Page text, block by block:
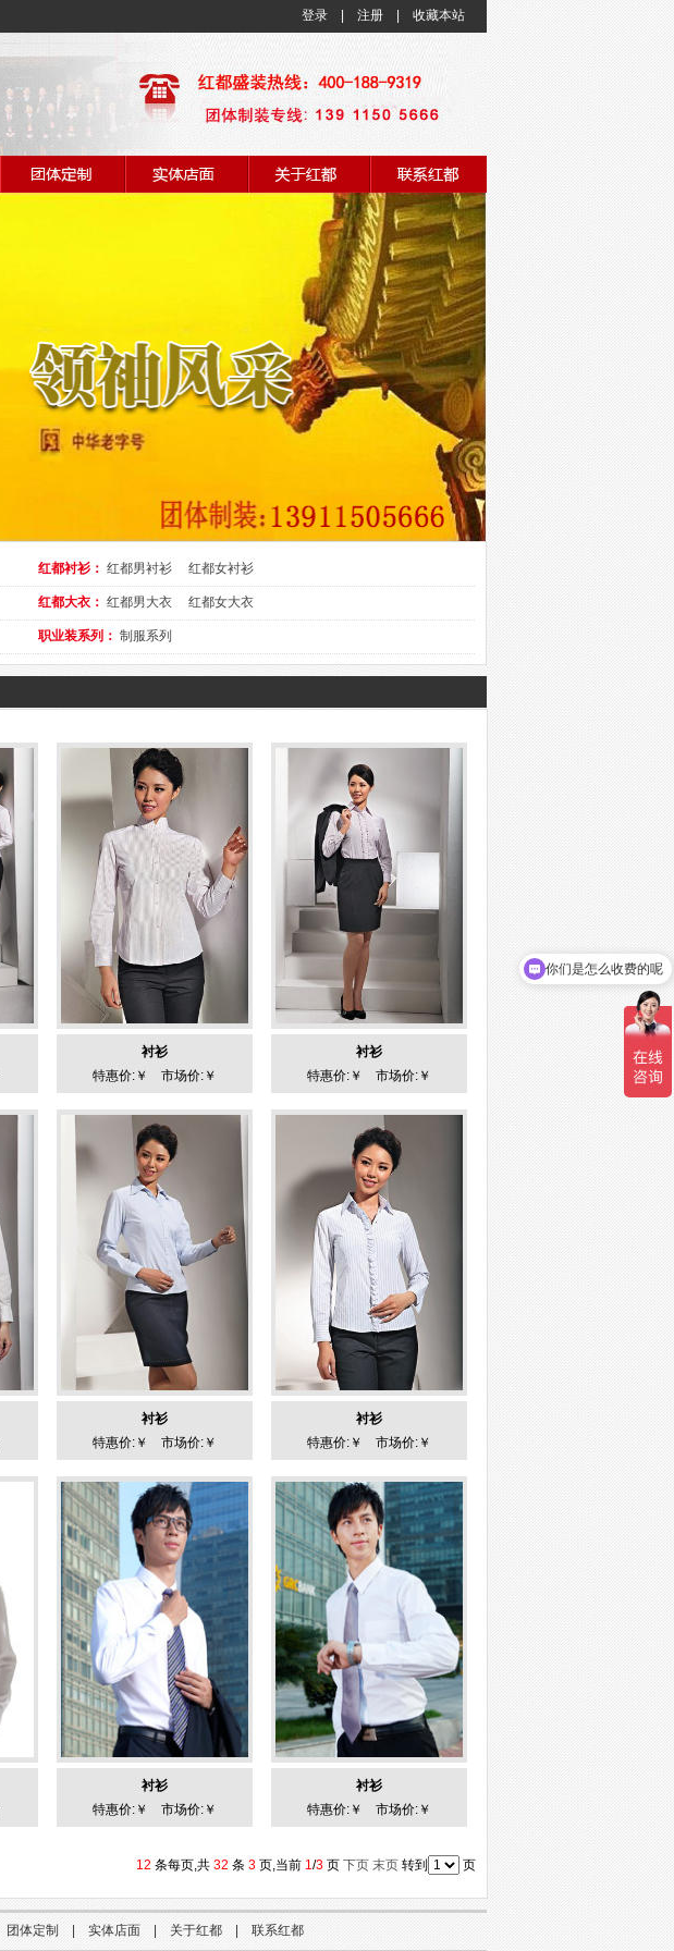
登录 注册 收藏本站
红都衬衫： 红都男衬衫 红都女衬衫
红都大衣： 红都男大衣 红都女大衣
职业装系列： 制服系列
衬衫
特惠价:￥ 市场价:￥
衬衫
特惠价:￥ 市场价:￥
衬衫
特惠价:￥ 市场价:￥
衬衫
特惠价:￥ 市场价:￥
衬衫
特惠价:￥ 市场价:￥
衬衫
特惠价:￥ 市场价:￥
12 条每页,共 32 条 3 页,当前 1/3 页 下页 末页 转到 页
团体定制 实体店面| 关于红都| 联系红都
你们是怎么收费的呢